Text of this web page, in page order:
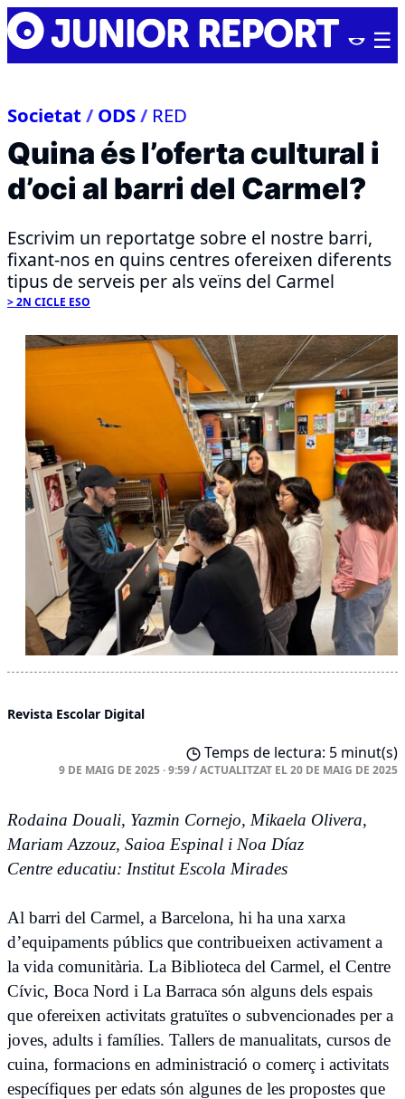
Skip
to
content
Junior
Report
Societat/ODS/ RED
Quina és l’oferta cultural i
d’oci al barri del Carmel?
Escrivim un reportatge sobre el nostre barri,
fixant-nos en quins centres ofereixen diferents
tipus de serveis per als veïns del Carmel
2N CICLE ESO
Revista Escolar Digital
Temps de lectura: 5 minut(s)
9 DE MAIG DE 2025 · 9:59/ACTUALITZAT EL20 DE MAIG DE 2025
Rodaina Douali, Yazmin Cornejo, Mikaela Olivera,
Mariam Azzouz, Saioa Espinal i Noa Díaz
Centre educatiu: Institut Escola Mirades
Al barri del Carmel, a Barcelona, hi ha una xarxa
d’equipaments públics que contribueixen activament a
la vida comunitària. La Biblioteca del Carmel, el Centre
Cívic, Boca Nord i La Barraca són alguns dels espais
que ofereixen activitats gratuïtes o subvencionades per a
joves, adults i famílies. Tallers de manualitats, cursos de
cuina, formacions en administració o comerç i activitats
específiques per edats són algunes de les propostes que